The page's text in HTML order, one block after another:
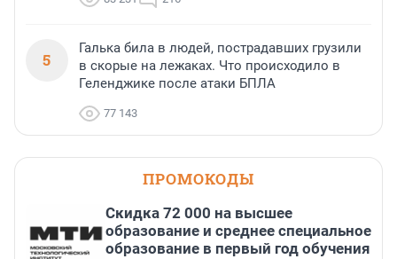
5
Галька била в людей, пострадавших грузили
в скорые на лежаках. Что происходило в
Геленджике после атаки БПЛА
77 143
ПРОМОКОДЫ
Скидка 72 000 на высшее
образование и среднее специальное
образование в первый год обучения